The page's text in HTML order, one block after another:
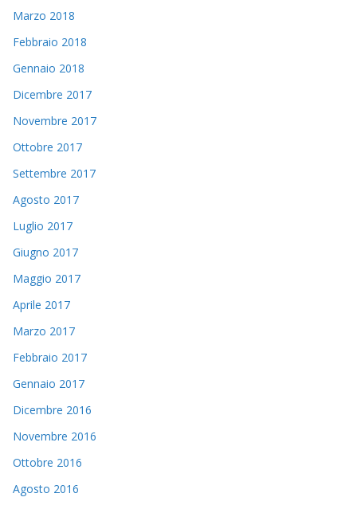
Marzo 2018
Febbraio 2018
Gennaio 2018
Dicembre 2017
Novembre 2017
Ottobre 2017
Settembre 2017
Agosto 2017
Luglio 2017
Giugno 2017
Maggio 2017
Aprile 2017
Marzo 2017
Febbraio 2017
Gennaio 2017
Dicembre 2016
Novembre 2016
Ottobre 2016
Agosto 2016